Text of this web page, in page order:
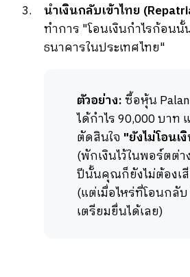
นำเงินกลับเข้าไทย
ทำการ "โอนเงินกำไรก้อน
ธนาคารในประเทศไทย"
ตัวอย่าง:ซื้อหุ้น
ได้กำไร 90,000 บา
ตัดสินใจ "ยังไม่โอนเ
(พักเงินไว้ในพอร์ตต่า
ปีนั้นคุณก็ยังไม่ต้องเ
(แต่เมื่อไหร่ที่โอนกลั
เตรียมยื่นได้เลย)